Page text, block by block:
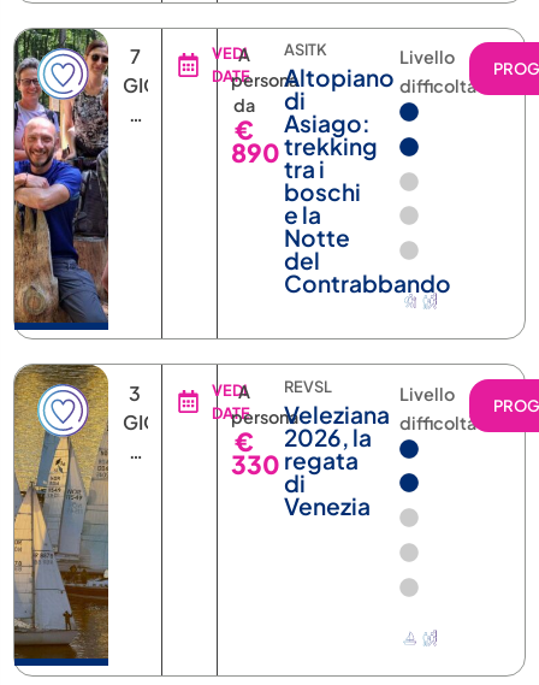
7
GIORNI
6
DATE
A
persona
da
€
890
Altopiano
di
Asiago:
trekking
tra i
boschi
e la
Notte
del
Contrabbando
Livello
difficoltà
3
GIORNI
2
VEDI
DATE
A
persona
€
330
Veleziana
2026, la
regata
di
Venezia
Livello
difficoltà